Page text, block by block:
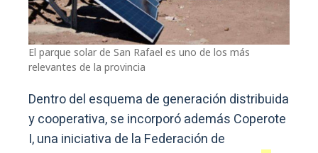
El parque solar de San Rafael es uno de los más
relevantes de la provincia
Dentro del esquema de generación distribuida
y cooperativa, se incorporó además Coperote
I, una iniciativa de la Federación de